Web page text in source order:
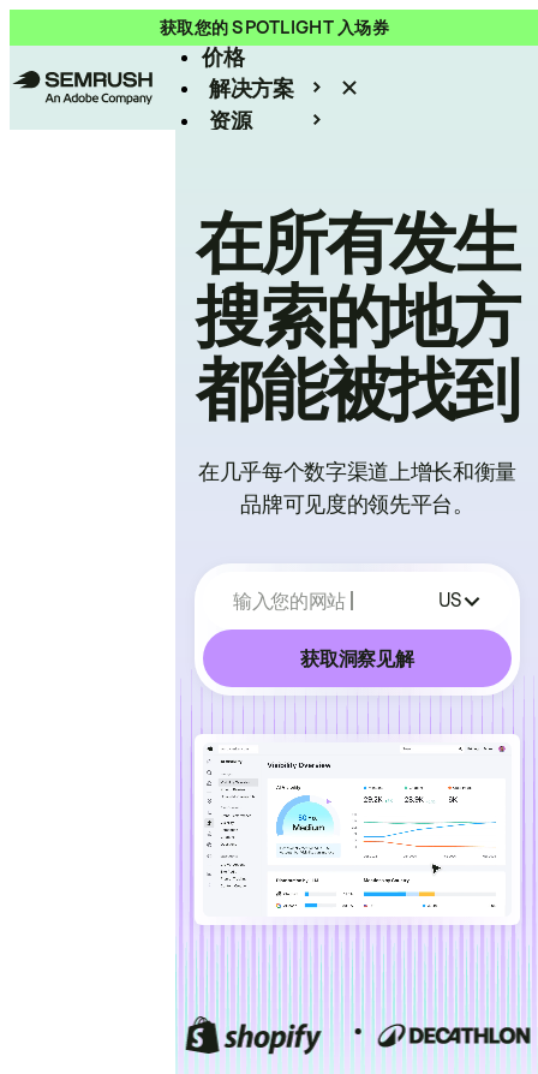
获取您的 SPOTLIGHT 入场券
产品
价格
解决方案
资源
在所有发生
搜索的地方
都能被找到
在几乎每个数字渠道上增长和衡量
品牌可见度的领先平台。
输入您的网站 US
获取洞察见解